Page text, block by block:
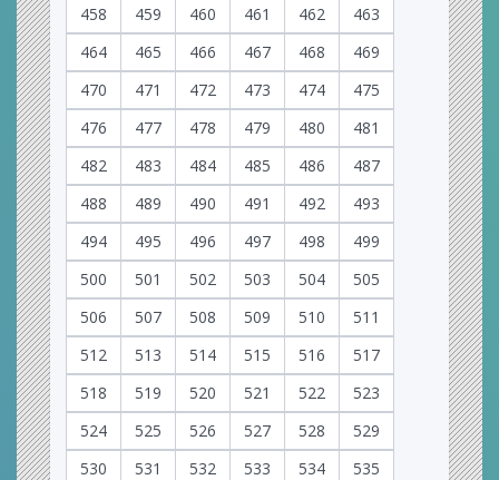
458 459 460 461 462
463
464
465 466 467 468
469
470
471 472 473 474
475
476
477 478 479 480
481
482
483 484 485 486
487
488
489 490 491 492
493
494
495 496 497 498
499
500
501 502 503 504
505
506
507 508 509 510
511
512
513 514 515 516
517
518
519 520 521 522
523
524
525 526 527 528
529
530
531 532 533 534
535